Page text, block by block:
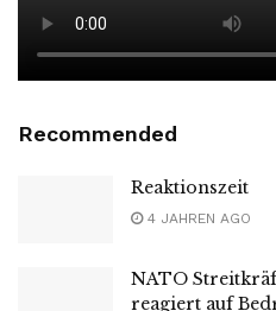
Recommended
Reaktionszeit
4 JAHREN AGO
NATO
reagiert auf